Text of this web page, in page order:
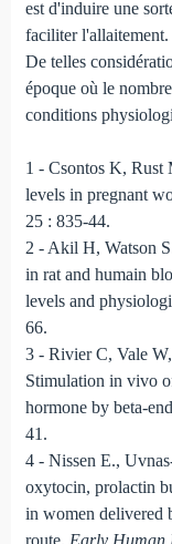
est d'induire une
faciliter l'allaitement.
De telles
époque où le
conditions
1 - Csontos K, Rust
levels in pregnant
25 : 835-44.
2 - Akil H, Watson
in rat and humain
levels and
66.
3 - Rivier C, Vale
Stimulation in vivo
hormone by beta-
41.
4 - Nissen E.,
oxytocin, prolactin
in women delivered
route. Early Human